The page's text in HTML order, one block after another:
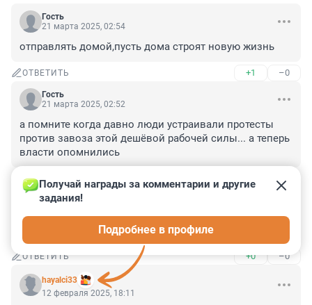
Гость
21 марта 2025, 02:54
отправлять домой,пусть дома строят новую жизнь
ОТВЕТИТЬ +1 –0
Гость
21 марта 2025, 02:52
а помните когда давно люди устраивали протесты
против завоза этой дешёвой рабочей силы... а теперь
власти опомнились
ОТВЕТИТЬ –0
Гость
Твм уже мусора заработали..
ОТВЕТИТЬ +0 –0
hayalci33
Получай награды за комментарии и другие
задания!
Подробнее в профиле
12 февраля 2025, 18:11